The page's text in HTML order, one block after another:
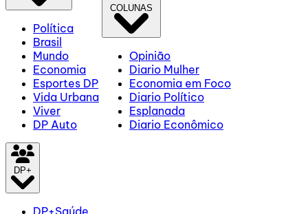
Política
Brasil
Mundo
Economia
Esportes DP
Vida Urbana
Viver
DP Auto
COLUNAS
Opinião
Diario Mulher
Economia em Foco
Diario Político
Esplanada
Diario Econômico
DP+